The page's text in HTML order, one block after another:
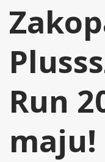
Run
maju!